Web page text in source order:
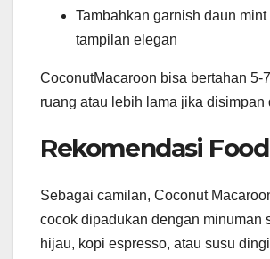
Tambahkan garnish daun mint
tampilan elegan
CoconutMacaroon bisa bertahan 5-
ruang atau lebih lama jika disimpan
Rekomendasi
Sebagai camilan, Coconut
cocok dipadukan dengan minuman
hijau, kopi espresso, atau susu